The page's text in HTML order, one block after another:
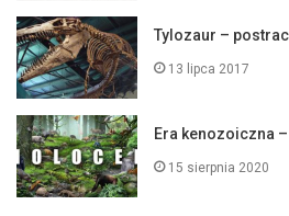
Tylozaur –
13 lipca 2017
Era kenozoiczna
15 sierpnia 2020